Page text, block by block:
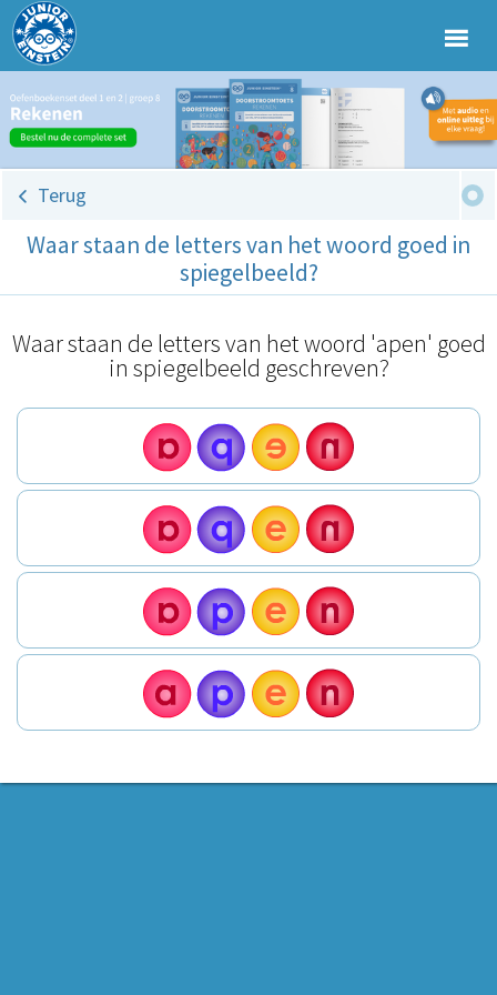
Terug
Waar staan de letters van het woord goed in
spiegelbeeld?
Waar staan de letters van het woord 'apen' goed
in spiegelbeeld geschreven?